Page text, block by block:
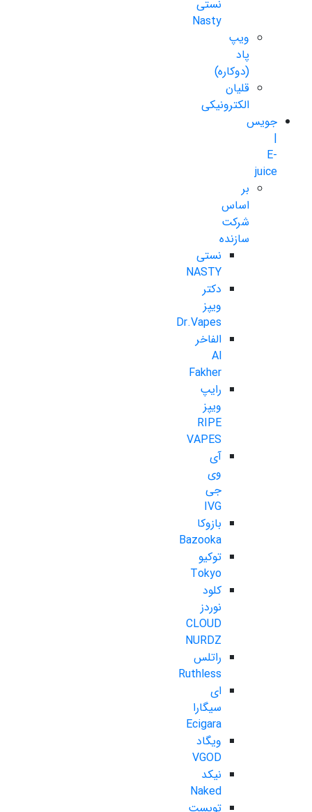
نستی
Nasty
ویپ
پاد
(دوکاره)
قلیان
الکترونیکی
جویس
|
E-
juice
بر
اساس
شرکت
سازنده
نستی
NASTY
دکتر
ویپز
Dr.Vapes
الفاخر
Al
Fakher
رایپ
ویپز
RIPE
VAPES
آی
وی
جی
IVG
بازوکا
Bazooka
توکیو
Tokyo
کلود
نوردز
CLOUD
NURDZ
راتلس
Ruthless
ای
سیگارا
Ecigara
ویگاد
VGOD
نیکد
Naked
تویست